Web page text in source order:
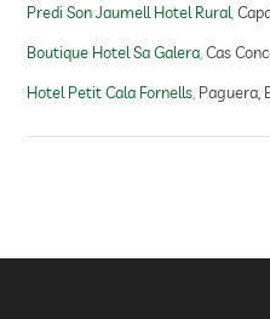
oferta de masajes
masajes para el bienestar
Predi Son Jaumell Hotel Rural
Boutique Hotel Sa Galera Cas
Hotel Petit Cala Fornells Paguera,